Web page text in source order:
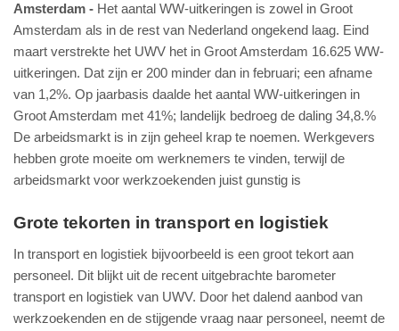
Amsterdam
Het aantal WW-uitkeringen is zowel in Groot
Amsterdam als in de rest van Nederland ongekend laag. Eind
maart verstrekte het UWV het in Groot Amsterdam 16.625 WW-
uitkeringen. Dat zijn er 200 minder dan in februari; een afname
van 1,2%. Op jaarbasis daalde het aantal WW-uitkeringen in
Groot Amsterdam met 41%; landelijk bedroeg de daling 34,8.%
De arbeidsmarkt is in zijn geheel krap te noemen. Werkgevers
hebben grote moeite om werknemers te vinden, terwijl de
arbeidsmarkt voor werkzoekenden juist gunstig is
Grote tekorten in transport en logistiek
In transport en logistiek bijvoorbeeld is een groot tekort aan
personeel. Dit blijkt uit de recent uitgebrachte barometer
transport en logistiek van UWV. Door het dalend aanbod van
werkzoekenden en de stijgende vraag naar personeel, neemt de